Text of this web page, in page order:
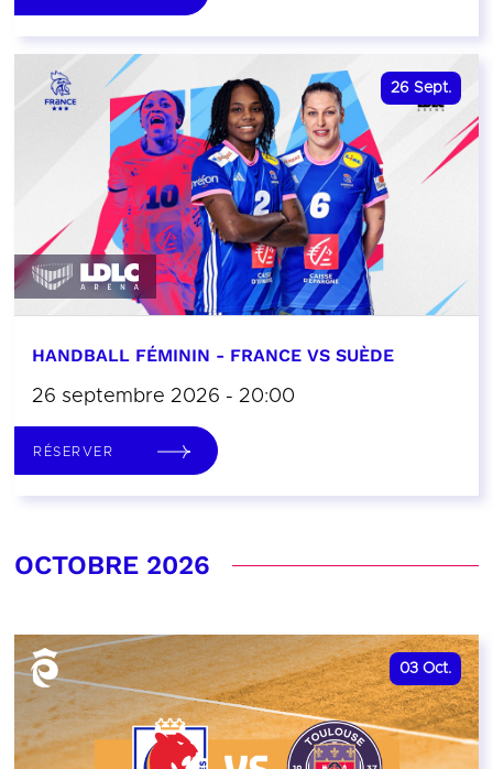
26 Sept.
HANDBALL FÉMININ - FRANCE VS SUÈDE
26 septembre 2026 - 20:00
RÉSERVER
OCTOBRE 2026
03 Oct.